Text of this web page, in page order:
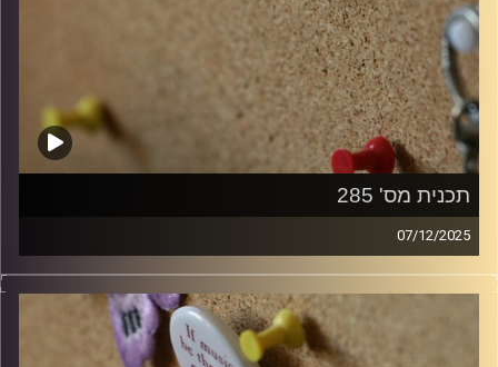
תכנית מס' 285
07/12/2025
קלאסיקות רוק עם אורן הוף
włodi